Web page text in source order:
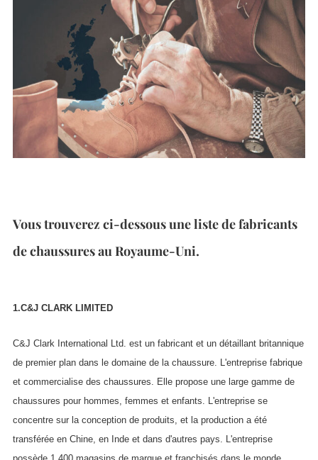
Vous trouverez ci-dessous une liste de fabricants
de chaussures au Royaume-Uni.
1.C&J CLARK LIMITED
C&J Clark International Ltd. est un fabricant et un détaillant britannique
de premier plan dans le domaine de la chaussure. L'entreprise fabrique
et commercialise des chaussures. Elle propose une large gamme de
chaussures pour hommes, femmes et enfants. L'entreprise se
concentre sur la conception de produits, et la production a été
transférée en Chine, en Inde et dans d'autres pays. L'entreprise